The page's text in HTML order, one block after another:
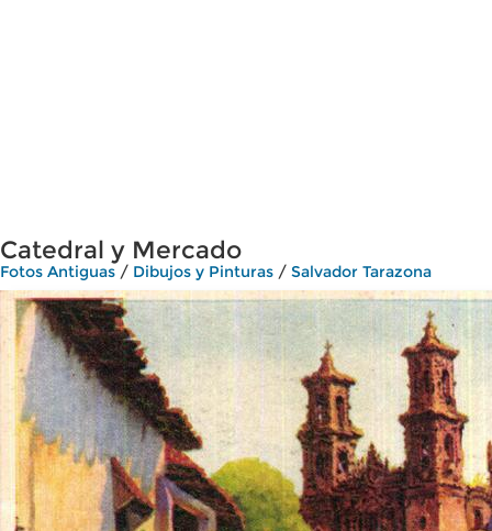
Catedral y Mercado
Fotos Antiguas / Dibujos y Pinturas / Salvador Tarazona